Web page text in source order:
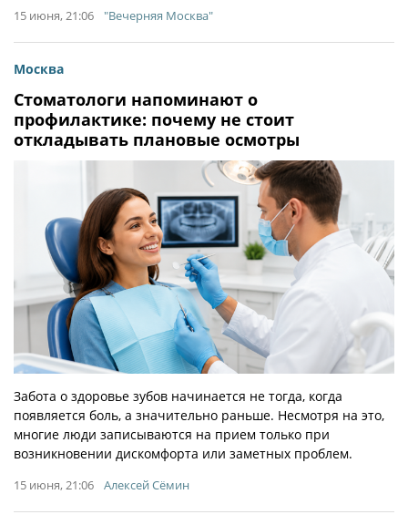
15 июня, 21:06 "Вечерняя Москва"
Москва
Стоматологи напоминают о
профилактике: почему не стоит
откладывать плановые осмотры
Забота о здоровье зубов начинается не тогда, когда
появляется боль, а значительно раньше. Несмотря на это,
многие люди записываются на прием только при
возникновении дискомфорта или заметных проблем.
15 июня, 21:06 Алексей Сёмин